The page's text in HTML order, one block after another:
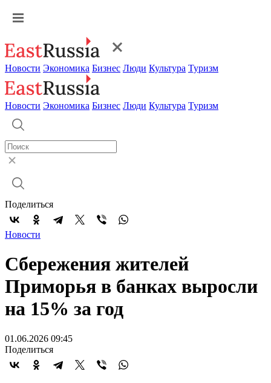
Новости Экономика Бизнес Люди Культура Туризм
Новости Экономика Бизнес Люди Культура Туризм
Поделиться
Новости
Сбережения жителей
Приморья в банках выросли
на 15% за год
01.06.2026 09:45
Поделиться